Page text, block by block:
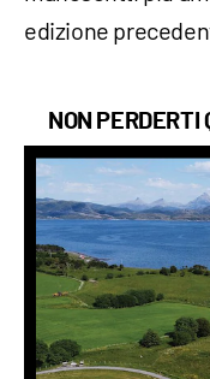
edizione
NON PERDERTI